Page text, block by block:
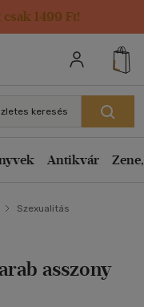
1499 Ft!
keresés
Antikvár
Szexualitás
asszony